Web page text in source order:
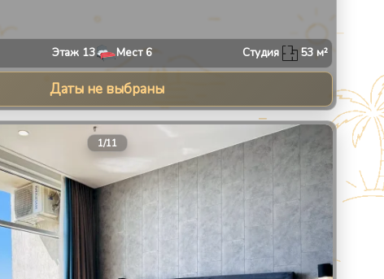
Этаж 13 Мест6 Студия 53м²
Даты не выбраны
1/11